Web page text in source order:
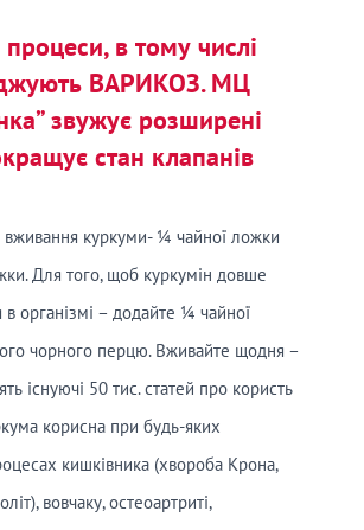
процеси, в тому числі
ВАРИКОЗ. МЦ
звужує розширені
стан клапанів
куркуми- ¼ чайної ложки
Для того, щоб куркумін довше
в організмі – додайте ¼ чайної
чорного перцю. Вживайте щодня –
існуючі 50 тис. статей про користь
корисна при будь-яких
кишківника (хвороба Крона,
вовчаку, остеоартриті,